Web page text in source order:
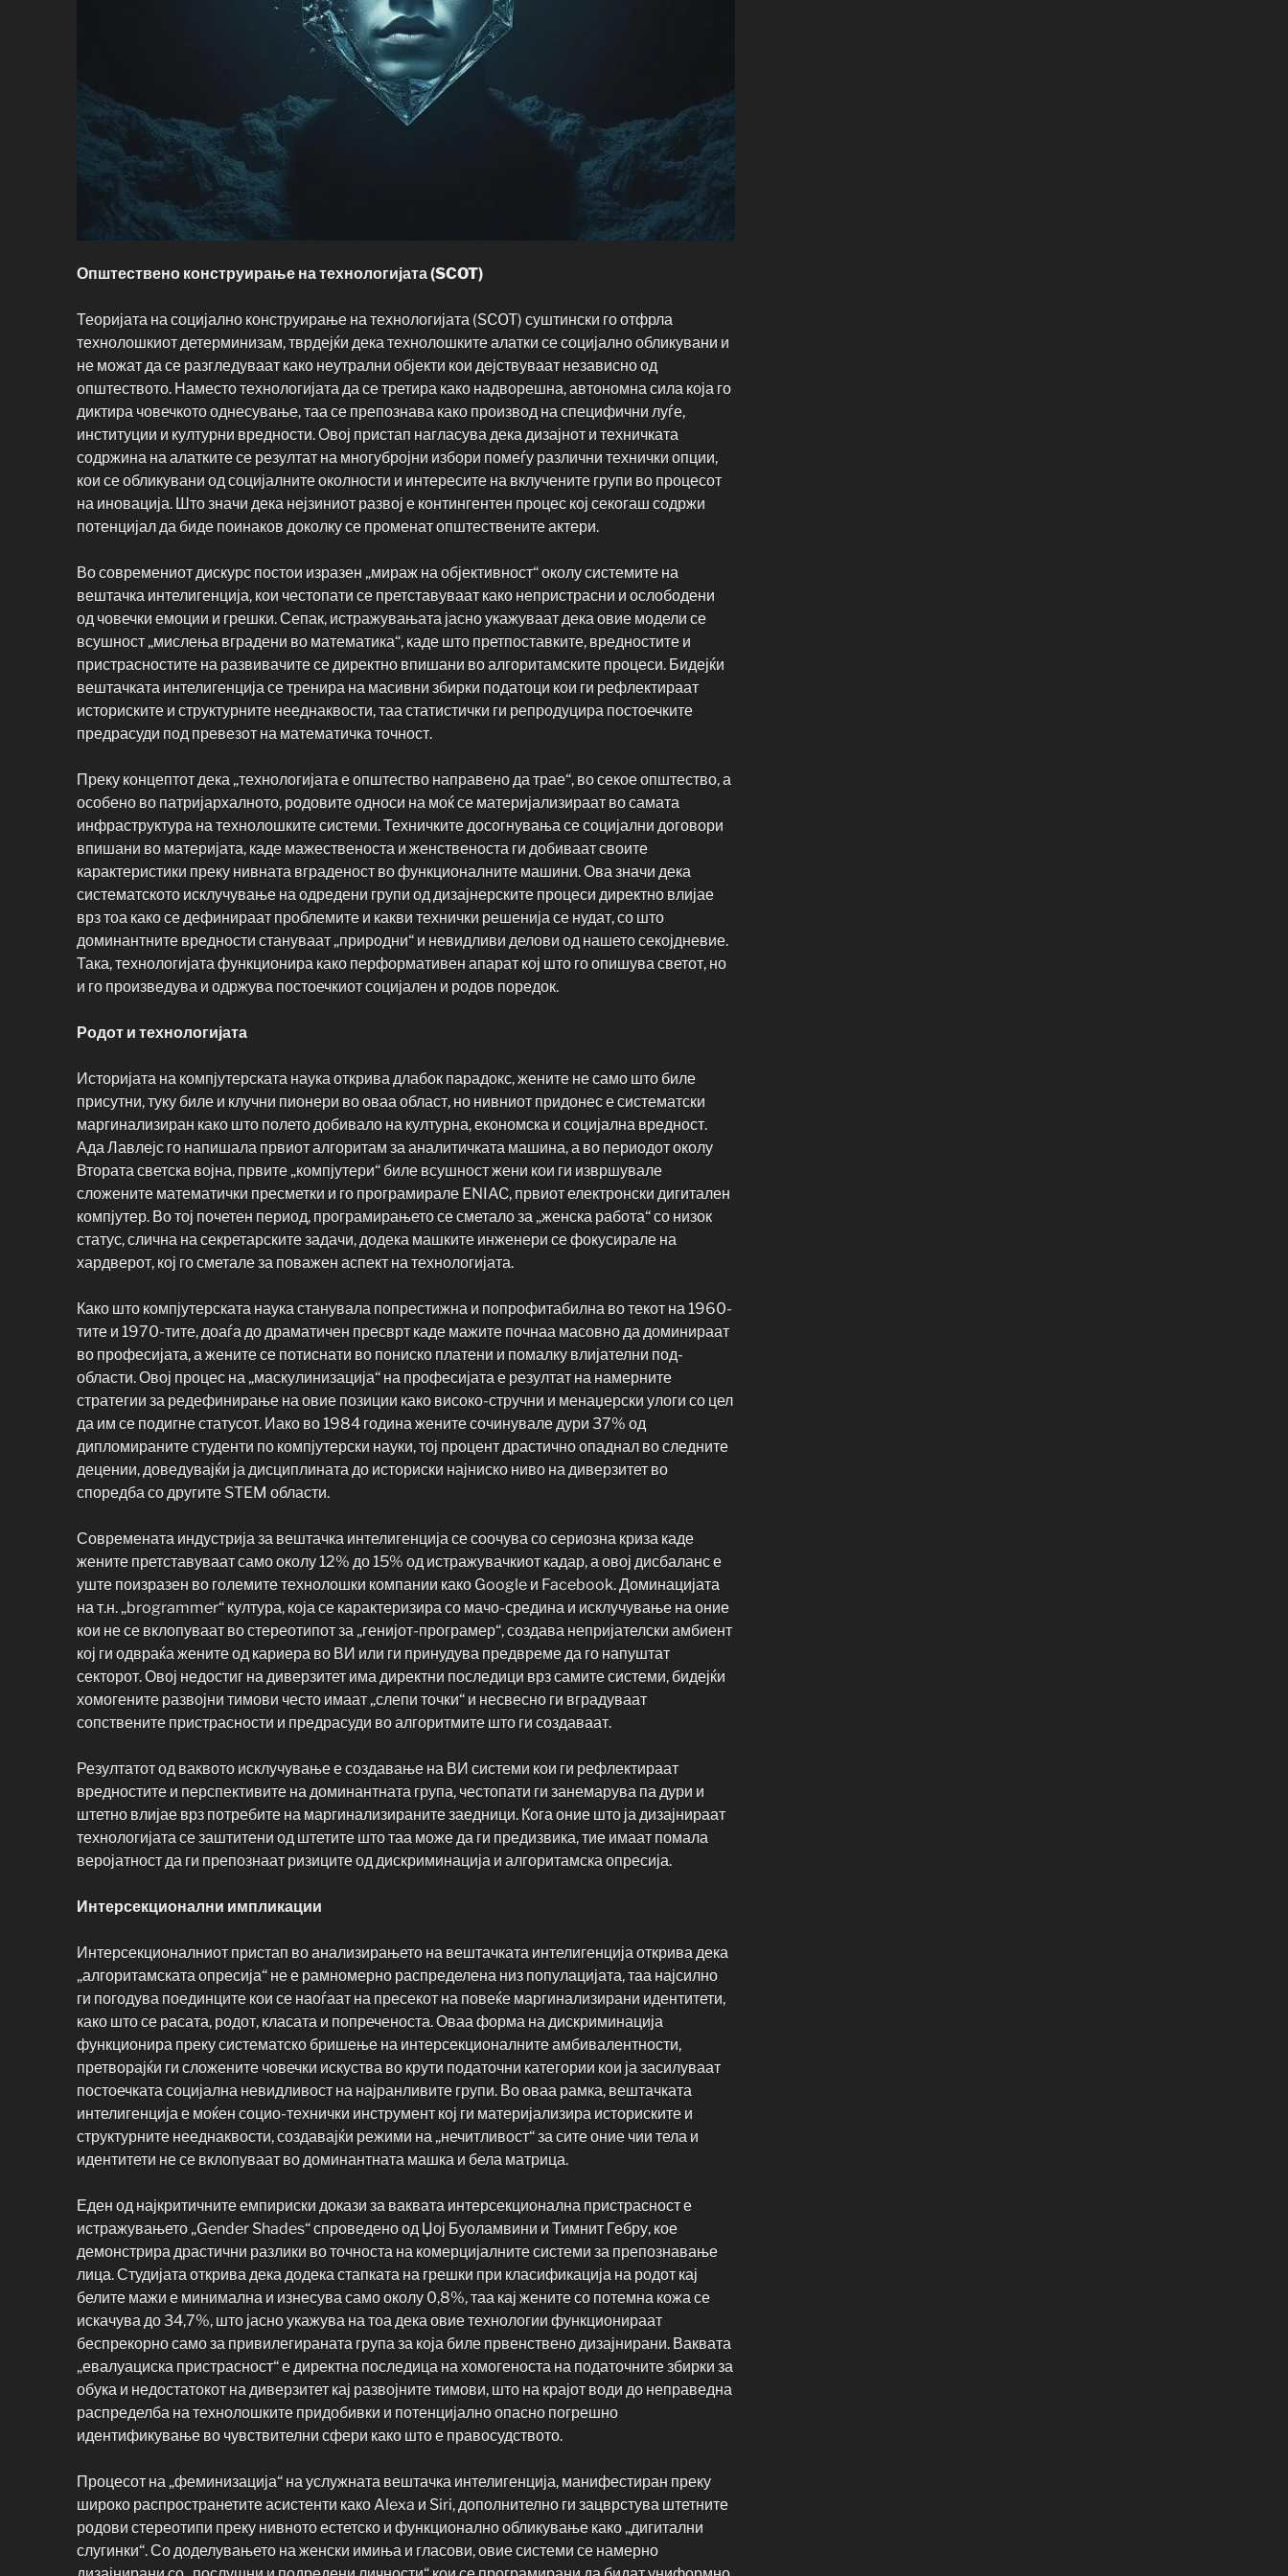
Општествено конструирање на технологијата (SCOT)
Теоријата на социјално конструирање на технологијата (SCOT) суштински го отфрла
технолошкиот детерминизам, тврдејќи дека технолошките алатки се социјално обликувани и
не можат да се разгледуваат како неутрални објекти кои дејствуваат независно од
општеството. Наместо технологијата да се третира како надворешна, автономна сила која го
диктира човечкото однесување, таа се препознава како производ на специфични луѓе,
институции и културни вредности. Овој пристап нагласува дека дизајнот и техничката
содржина на алатките се резултат на многубројни избори помеѓу различни технички опции,
кои се обликувани од социјалните околности и интересите на вклучените групи во процесот
на иновација. Што значи дека нејзиниот развој е контингентен процес кој секогаш содржи
потенцијал да биде поинаков доколку се променат општествените актери.
Во современиот дискурс постои изразен „мираж на објективност“ околу системите на
вештачка интелигенција, кои честопати се претставуваат како непристрасни и ослободени
од човечки емоции и грешки. Сепак, истражувањата јасно укажуваат дека овие модели се
всушност „мислења вградени во математика“, каде што претпоставките, вредностите и
пристрасностите на развивачите се директно впишани во алгоритамските процеси. Бидејќи
вештачката интелигенција се тренира на масивни збирки податоци кои ги рефлектираат
историските и структурните нееднаквости, таа статистички ги репродуцира постоечките
предрасуди под превезот на математичка точност.
Преку концептот дека „технологијата е општество направено да трае“, во секое општество, а
особено во патријархалното, родовите односи на моќ се материјализираат во самата
инфраструктура на технолошките системи. Техничките досогнувања се социјални договори
впишани во материјата, каде мажественоста и женственоста ги добиваат своите
карактеристики преку нивната вграденост во функционалните машини. Ова значи дека
систематското исклучување на одредени групи од дизајнерските процеси директно влијае
врз тоа како се дефинираат проблемите и какви технички решенија се нудат, со што
доминантните вредности стануваат „природни“ и невидливи делови од нашето секојдневие.
Така, технологијата функционира како перформативен апарат кој што го опишува светот, но
и го произведува и одржува постоечкиот социјален и родов поредок.
Родот и технологијата
Историјата на компјутерската наука открива длабок парадокс, жените не само што биле
присутни, туку биле и клучни пионери во оваа област, но нивниот придонес е систематски
маргинализиран како што полето добивало на културна, економска и социјална вредност.
Ада Лавлејс го напишала првиот алгоритам за аналитичката машина, а во периодот околу
Втората светска војна, првите „компјутери“ биле всушност жени кои ги извршувале
сложените математички пресметки и го програмирале ENIAC, првиот електронски дигитален
компјутер. Во тој почетен период, програмирањето се сметало за „женска работа“ со низок
статус, слична на секретарските задачи, додека машките инженери се фокусирале на
хардверот, кој го сметале за поважен аспект на технологијата.
Како што компјутерската наука станувала попрестижна и попрофитабилна во текот на 1960-
тите и 1970-тите, доаѓа до драматичен пресврт каде мажите почнаа масовно да доминираат
во професијата, а жените се потиснати во пониско платени и помалку влијателни под-
области. Овој процес на „маскулинизација“ на професијата е резултат на намерните
стратегии за редефинирање на овие позиции како високо-стручни и менаџерски улоги со цел
да им се подигне статусот. Иако во 1984 година жените сочинувале дури 37% од
дипломираните студенти по компјутерски науки, тој процент драстично опаднал во следните
децении, доведувајќи ја дисциплината до историски најниско ниво на диверзитет во
споредба со другите STEM области.
Современата индустрија за вештачка интелигенција се соочува со сериозна криза каде
жените претставуваат само околу 12% до 15% од истражувачкиот кадар, а овој дисбаланс е
уште поизразен во големите технолошки компании како Google и Facebook. Доминацијата
на т.н. „brogrammer“ култура, која се карактеризира со мачо-средина и исклучување на оние
кои не се вклопуваат во стереотипот за „генијот-програмер“, создава непријателски амбиент
кој ги одвраќа жените од кариера во ВИ или ги принудува предвреме да го напуштат
секторот. Овој недостиг на диверзитет има директни последици врз самите системи, бидејќи
хомогените развојни тимови често имаат „слепи точки“ и несвесно ги вградуваат
сопствените пристрасности и предрасуди во алгоритмите што ги создаваат.
Резултатот од ваквото исклучување е создавање на ВИ системи кои ги рефлектираат
вредностите и перспективите на доминантната група, честопати ги занемарува па дури и
штетно влијае врз потребите на маргинализираните заедници. Кога оние што ја дизајнираат
технологијата се заштитени од штетите што таа може да ги предизвика, тие имаат помала
веројатност да ги препознаат ризиците од дискриминација и алгоритамска опресија.
Интерсекционални импликации
Интерсекционалниот пристап во анализирањето на вештачката интелигенција открива дека
„алгоритамската опресија“ не е рамномерно распределена низ популацијата, таа најсилно
ги погодува поединците кои се наоѓаат на пресекот на повеќе маргинализирани идентитети,
како што се расата, родот, класата и попреченоста. Оваа форма на дискриминација
функционира преку систематско бришење на интерсекционалните амбивалентности,
претворајќи ги сложените човечки искуства во крути податочни категории кои ја засилуваат
постоечката социјална невидливост на најранливите групи. Во оваа рамка, вештачката
интелигенција е моќен социо-технички инструмент кој ги материјализира историските и
структурните нееднаквости, создавајќи режими на „нечитливост“ за сите оние чии тела и
идентитети не се вклопуваат во доминантната машка и бела матрица.
Еден од најкритичните емпириски докази за ваквата интерсекционална пристрасност е
истражувањето „Gender Shades“ спроведено од Џој Буоламвини и Тимнит Гебру, кое
демонстрира драстични разлики во точноста на комерцијалните системи за препознавање
лица. Студијата открива дека додека стапката на грешки при класификација на родот кај
белите мажи е минимална и изнесува само околу 0,8%, таа кај жените со потемна кожа се
искачува до 34,7%, што јасно укажува на тоа дека овие технологии функционираат
беспрекорно само за привилегираната група за која биле првенствено дизајнирани. Ваквата
„евалуациска пристрасност“ е директна последица на хомогеноста на податочните збирки за
обука и недостатокот на диверзитет кај развојните тимови, што на крајот води до неправедна
распределба на технолошките придобивки и потенцијално опасно погрешно
идентификување во чувствителни сфери како што е правосудството.
Процесот на „феминизација“ на услужната вештачка интелигенција, манифестиран преку
широко распространетите асистенти како Alexa и Siri, дополнително ги зацврстува штетните
родови стереотипи преку нивното естетско и функционално обликување како „дигитални
слугинки“. Со доделувањето на женски имиња и гласови, овие системи се намерно